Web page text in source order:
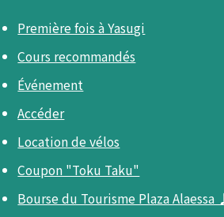
Première fois à Yasugi
Cours recommandés
Événement
Accéder
Location de vélos
Coupon "Toku Taku"
Bourse du Tourisme Plaza Alaessa